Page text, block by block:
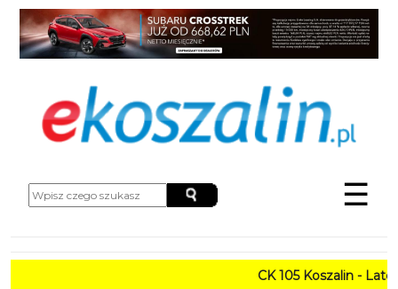
☰
CK 105 Koszalin - Lato w